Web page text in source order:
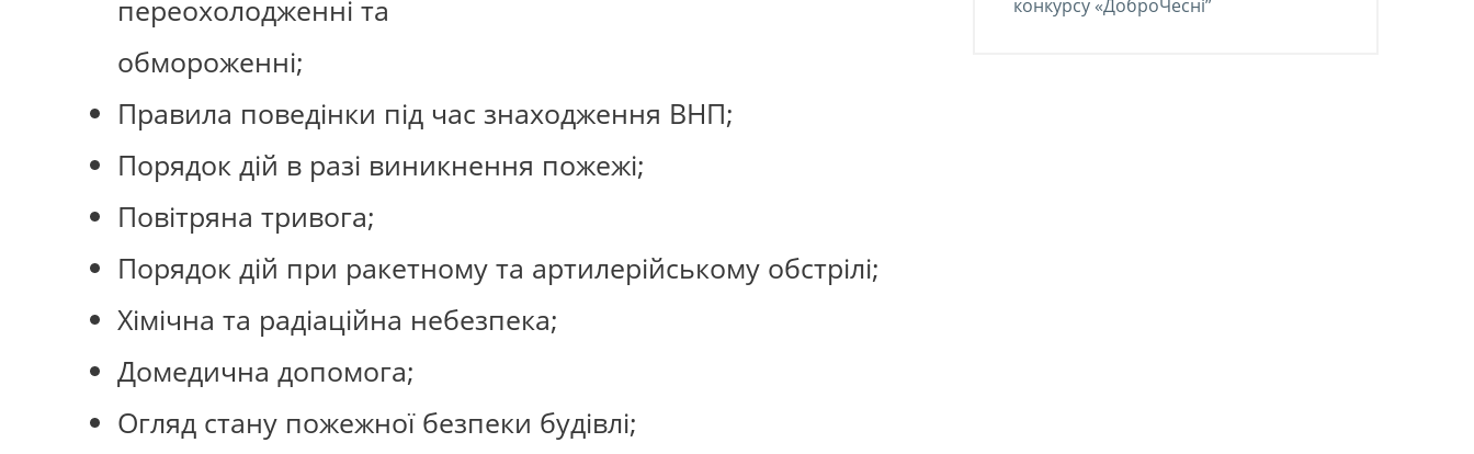
переохолодженні та
обмороженні;
Правила поведінки під час знаходження ВНП;
Порядок дій в разі виникнення пожежі;
Повітряна тривога;
Порядок дій при ракетному та артилерійському обстрілі;
Хімічна та радіаційна небезпека;
Домедична допомога;
Огляд стану пожежної безпеки будівлі;
конкурсу «ДоброЧесні”